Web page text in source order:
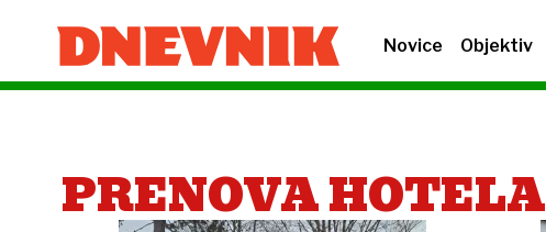
Novice Objektiv
PRENOVA HOTELA